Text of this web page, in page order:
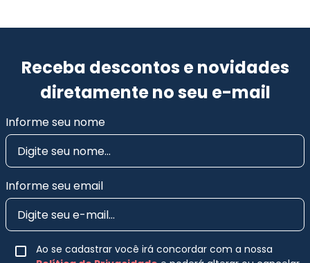
Receba descontos e novidades
diretamente no seu e-mail
Informe seu nome
Informe seu email
Ao se cadastrar você irá concordar com a nossa